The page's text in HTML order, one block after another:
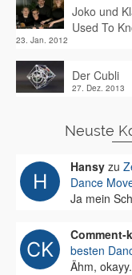
Joko und
Used To
23. Jan. 2012
Der Cubli
27. Dez. 2013
Neuste
Hansyzu
Dance
Ja mein
Comment-
besten
Ähm, okayy.